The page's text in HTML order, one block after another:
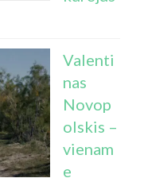
Valenti
nas
Novop
olskis –
vienam
e